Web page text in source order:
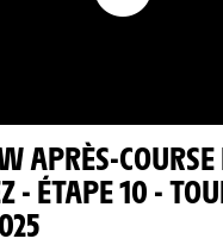
- ÉTAPE 10 -